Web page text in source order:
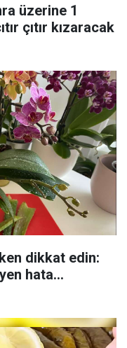
üzerine 1
çıtır kızaracak
dikkat edin:
hata...